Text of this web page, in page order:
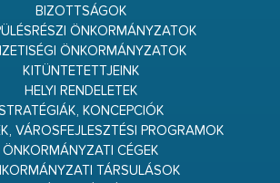
BIZOTTSÁGOK
ÖNKORMÁNYZATOK
ÖNKORMÁNYZATOK
KITÜNTETETTJEINK
HELYI RENDELETEK
KONCEPCIÓK
VÁROSFEJLESZTÉSI PROGRAMOK
ÖNKORMÁNYZATI CÉGEK
TÁRSULÁSOK